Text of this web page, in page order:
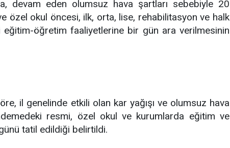
devam eden olumsuz hava şartları sebebiyle 20
özel okul öncesi, ilk, orta, lise, rehabilitasyon ve halk
eğitim-öğretim faaliyetlerine bir gün ara verilmesinin
il genelinde etkili olan kar yağışı ve olumsuz hava
resmi, özel okul ve kurumlarda eğitim ve
tatil edildiği belirtildi.